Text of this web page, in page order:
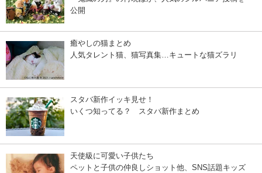
公開
癒やしの猫まとめ
人気タレント猫、猫写真集…キュートな猫ズラリ
スタバ新作イッキ見せ！
いくつ知ってる？ スタバ新作まとめ
天使級に可愛い子供たち
ペットと子供の仲良しショット他、SNS話題キッズ